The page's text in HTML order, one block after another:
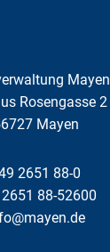
Mayen
Rosengasse 2
Mayen
2651 88-0
88-52600